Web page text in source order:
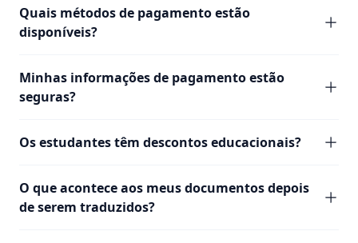
Quais métodos de pagamento estão
disponíveis?
Minhas informações de pagamento estão
seguras?
Os estudantes têm descontos educacionais?
O que acontece aos meus documentos depois
de serem traduzidos?